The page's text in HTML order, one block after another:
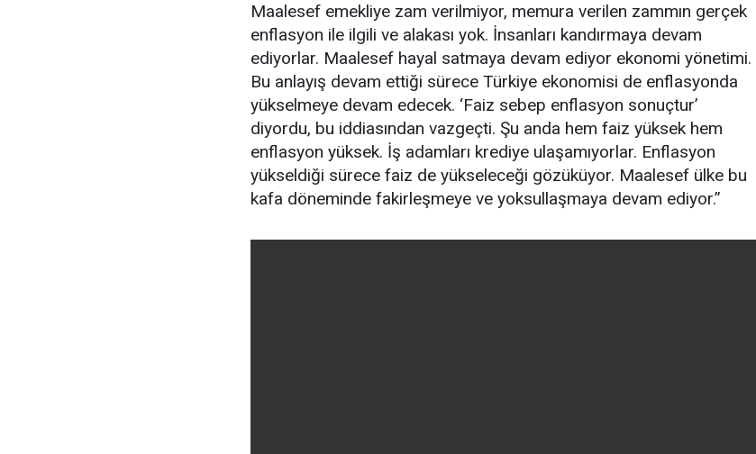
Maalesef emekliye zam verilmiyor, memura verilen zammın gerçek
enflasyon ile ilgili ve alakası yok. İnsanları kandırmaya devam
ediyorlar. Maalesef hayal satmaya devam ediyor ekonomi yönetimi.
Bu anlayış devam ettiği sürece Türkiye ekonomisi de enflasyonda
yükselmeye devam edecek. ‘Faiz sebep enflasyon sonuçtur’
diyordu, bu iddiasından vazgeçti. Şu anda hem faiz yüksek hem
enflasyon yüksek. İş adamları krediye ulaşamıyorlar. Enflasyon
yükseldiği sürece faiz de yükseleceği gözüküyor. Maalesef ülke bu
kafa döneminde fakirleşmeye ve yoksullaşmaya devam ediyor.”